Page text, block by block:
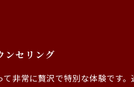
ンセリング
非常に贅沢で特別な体験です